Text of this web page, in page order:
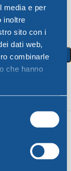
media e per
inoltre
sito con i
dati web,
combinarle
che hanno